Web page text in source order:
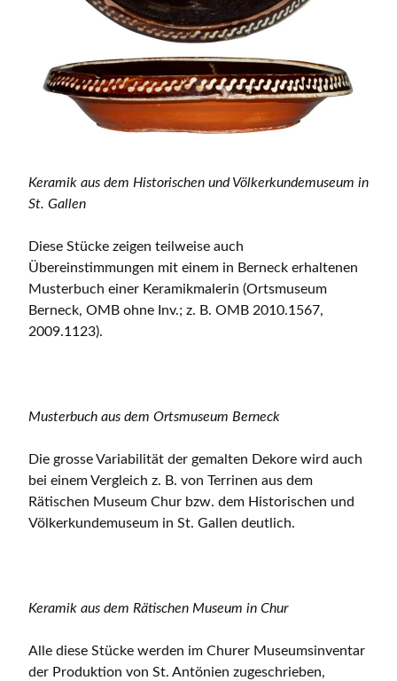
Keramik aus dem Historischen und Völkerkundemuseum in
St. Gallen
Diese Stücke zeigen teilweise auch
Übereinstimmungen mit einem in Berneck erhaltenen
Musterbuch einer Keramikmalerin (Ortsmuseum
Berneck, OMB ohne Inv.; z. B. OMB 2010.1567,
2009.1123).
Musterbuch aus dem Ortsmuseum Berneck
Die grosse Variabilität der gemalten Dekore wird auch
bei einem Vergleich z. B. von Terrinen aus dem
Rätischen Museum Chur bzw. dem Historischen und
Völkerkundemuseum in St. Gallen deutlich.
Keramik aus dem Rätischen Museum in Chur
Alle diese Stücke werden im Churer Museumsinventar
der Produktion von St. Antönien zugeschrieben,